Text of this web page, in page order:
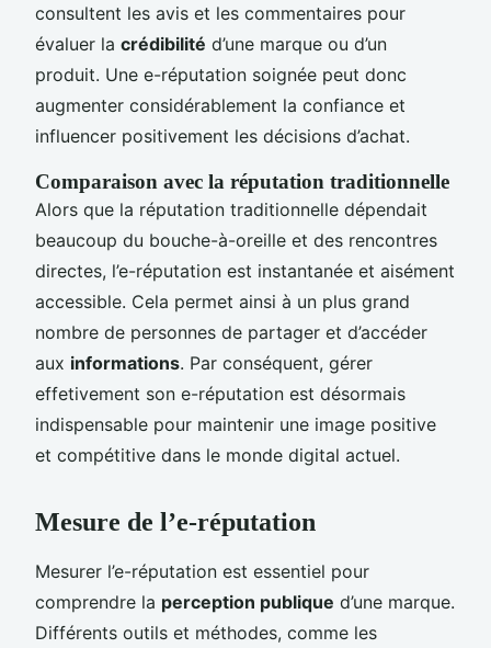
consultent les avis et les commentaires pour
évaluer la crédibilité d’une marque ou d’un
produit. Une e-réputation soignée peut donc
augmenter considérablement la confiance et
influencer positivement les décisions d’achat.
Comparaison avec la réputation traditionnelle
Alors que la réputation traditionnelle dépendait
beaucoup du bouche-à-oreille et des rencontres
directes, l’e-réputation est instantanée et aisément
accessible. Cela permet ainsi à un plus grand
nombre de personnes de partager et d’accéder
aux informations. Par conséquent, gérer
effetivement son e-réputation est désormais
indispensable pour maintenir une image positive
et compétitive dans le monde digital actuel.
Mesure de l’e-réputation
Mesurer l’e-réputation est essentiel pour
comprendre la perception publique d’une marque.
Différents outils et méthodes, comme les